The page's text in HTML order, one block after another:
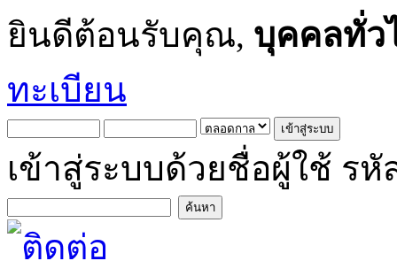
ยินดีต้อนรับคุณ, บุคคลทั่ว
ทะเบียน
เข้าสู่ระบบด้วยชื่อผู้ใช้ รหั